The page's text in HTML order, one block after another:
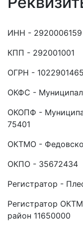
ИНН - 2920006159
КПП - 292001001
ОГРН -
ОКФС -
ОКОПФ -
75401
ОКТМО -
ОКПО - 35672434
Регистратор -
Регистратор
район 11650000